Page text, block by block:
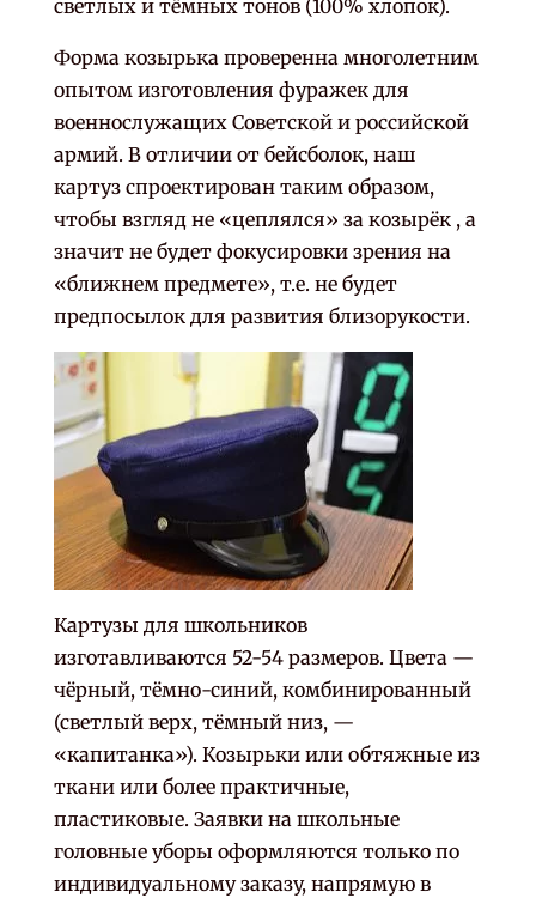
светлых и тёмных тонов (100% хлопок).
Форма козырька проверенна многолетним
опытом изготовления фуражек для
военнослужащих Советской и российской
армий. В отличии от бейсболок, наш
картуз спроектирован таким образом,
чтобы взгляд не «цеплялся» за козырёк , а
значит не будет фокусировки зрения на
«ближнем предмете», т.е. не будет
предпосылок для развития близорукости.
Картузы для школьников
изготавливаются 52-54 размеров. Цвета —
чёрный, тёмно-синий, комбинированный
(светлый верх, тёмный низ, —
«капитанка»). Козырьки или обтяжные из
ткани или более практичные,
пластиковые. Заявки на школьные
головные уборы оформляются только по
индивидуальному заказу, напрямую в